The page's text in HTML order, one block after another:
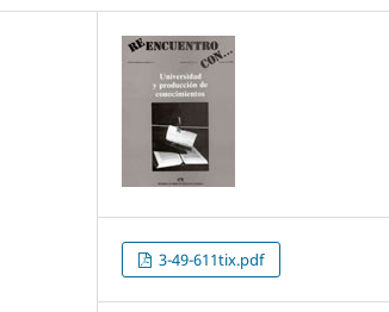
3-49-611tix.pdf